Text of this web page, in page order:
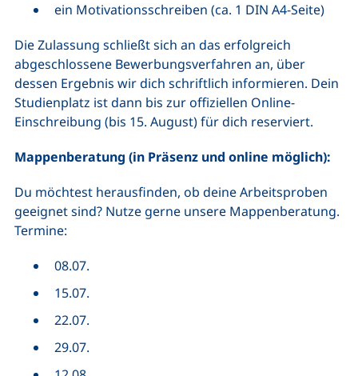
ein Motivationsschreiben (ca. 1 DIN A4-Seite)
Die Zulassung schließt sich an das erfolgreich
abgeschlossene Bewerbungsverfahren an, über
dessen Ergebnis wir dich schriftlich informieren. Dein
Studienplatz ist dann bis zur offiziellen Online-
Einschreibung (bis 15. August) für dich reserviert.
Mappenberatung (in Präsenz und online möglich):
Du möchtest herausfinden, ob deine Arbeitsproben
geeignet sind? Nutze gerne unsere Mappenberatung.
Termine:
08.07.
15.07.
22.07.
29.07.